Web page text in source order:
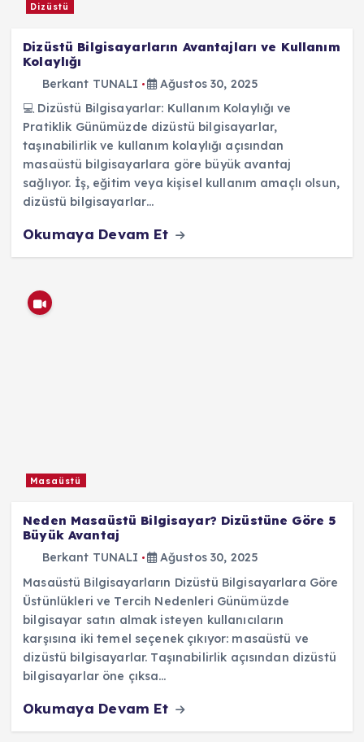
Dizüstü
Dizüstü Bilgisayarların Avantajları ve Kullanım
Kolaylığı
Berkant TUNALI
Ağustos 30, 2025
💻 Dizüstü Bilgisayarlar: Kullanım Kolaylığı ve
Pratiklik Günümüzde dizüstü bilgisayarlar,
taşınabilirlik ve kullanım kolaylığı açısından
masaüstü bilgisayarlara göre büyük avantaj
sağlıyor. İş, eğitim veya kişisel kullanım amaçlı olsun,
dizüstü bilgisayarlar…
Okumaya Devam Et
Masaüstü
Neden Masaüstü Bilgisayar? Dizüstüne Göre 5
Büyük Avantaj
Berkant TUNALI
Ağustos 30, 2025
Masaüstü Bilgisayarların Dizüstü Bilgisayarlara Göre
Üstünlükleri ve Tercih Nedenleri Günümüzde
bilgisayar satın almak isteyen kullanıcıların
karşısına iki temel seçenek çıkıyor: masaüstü ve
dizüstü bilgisayarlar. Taşınabilirlik açısından dizüstü
bilgisayarlar öne çıksa…
Okumaya Devam Et